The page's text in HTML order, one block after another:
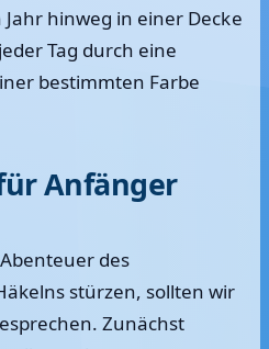
hinweg in einer Decke
Tag durch eine
bestimmten Farbe
Anfänger
des
stürzen, sollten wir
Zunächst